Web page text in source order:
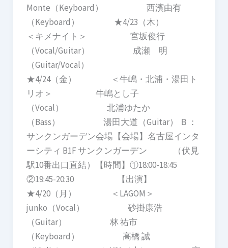
Monte（Keyboard） 西濱由有
（Keyboard） ★4/23（木）
＜キメナイト＞ 宮坂俊行
（Vocal/Guitar） 成瀬 明
（Guitar/Vocal）
★4/24（金） ＜牛嶋・北浦・湯田ト
リオ＞ 牛嶋とし子
（Vocal） 北浦ゆたか
（Bass） 湯田大道（Guitar） Ｂ：
サンクンガーデン会場【会場】名古屋インタ
ーシティ B1F サンクンガーデン （伏見
駅10番出口直結）【時間】①18:00-18:45
②19:45-20:30 【出演】
★4/20（月） ＜LAGOM＞
junko（Vocal） 砂掛康浩
（Guitar） 林 祐市
（Keyboard） 高橋 誠